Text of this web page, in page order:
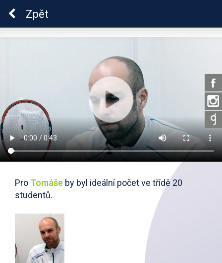
Zpět
Pro Tomáše by byl ideální počet ve třídě 20
studentů.